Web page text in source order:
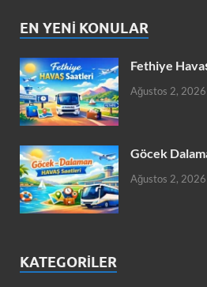
EN YENI KONULAR
Fethiye
Ağustos 2, 2026
Göcek
Ağustos 2, 2026
KATEGORILER